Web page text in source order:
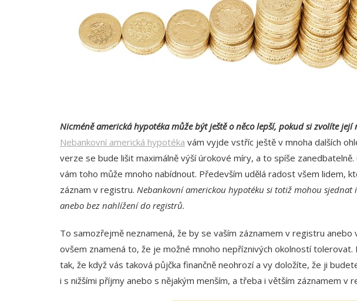
Nicméně americká hypotéka může být ještě o něco lepší, pokud si zvolíte její
Nebankovní americká hypotéka vám vyjde vstříc ještě v mnoha dalších
verze se bude lišit maximálně výší úrokové míry, a to spíše
vám toho může mnoho nabídnout. Především udělá radost všem lidem,
záznam v registru. Nebankovní americkou hypotéku si totiž mohou
anebo bez nahlížení do registrů.
To samozřejmě neznamená, že by se vaším záznamem v registru anebo
ovšem znamená to, že je možné mnoho nepříznivých okolností
tak, že když vás taková půjčka finančně neohrozí a vy doložíte, že ji
i s nižšími příjmy anebo s nějakým menším, a třeba i větším záznamem v